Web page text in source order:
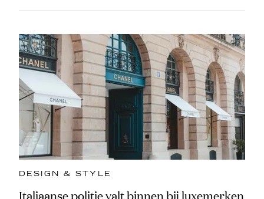
DESIGN & STYLE
Italiaanse politie valt binnen bij luxemerken